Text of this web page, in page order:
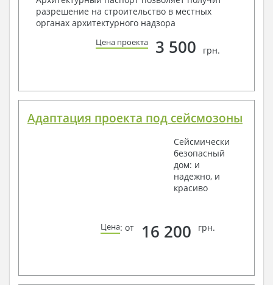
разрешение на строительство в местных
органах архитектурного надзора
Цена проекта 3 500 грн.
Адаптация проекта под сейсмозоны
Сейсмически
безопасный
дом: и
надежно, и
красиво
Цена: от 16 200 грн.